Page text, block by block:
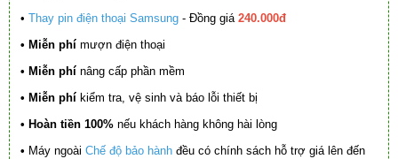
• Thay pin điện thoại Samsung - Đồng giá 240.000đ
• Miễn phí mượn điện thoại
• Miễn phí nâng cấp phần mềm
• Miễn phí kiểm tra, vệ sinh và báo lỗi thiết bị
• Hoàn tiền 100% nếu khách hàng không hài lòng
• Máy ngoài Chế độ bảo hành đều có chính sách hỗ trợ giá lên đến